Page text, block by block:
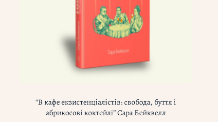
“В кафе екзистенціалістів: свобода, буття і
абрикосові коктейлі” Сара Бейквелл